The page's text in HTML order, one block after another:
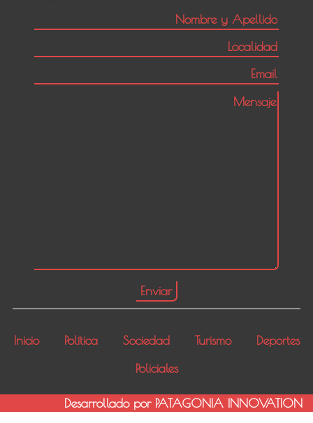
Inicio Política Sociedad Turismo
Deportes
Policiales
Desarrollado por PATAGONIA INNOVATION